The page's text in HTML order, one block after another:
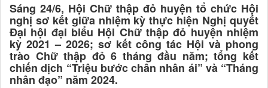
Sáng 24/6, Hội Chữ thập đỏ huyện tổ chức Hội
nghị sơ kết giữa nhiệm kỳ thực hiện Nghị quyết
Đại hội đại biểu Hội Chữ thập đỏ huyện nhiệm
kỳ 2021 – 2026; sơ kết công tác Hội và phong
trào Chữ thập đỏ 6 tháng đầu năm; tổng kết
chiến dịch “Triệu bước chân nhân ái” và “Tháng
nhân đạo” năm 2024.